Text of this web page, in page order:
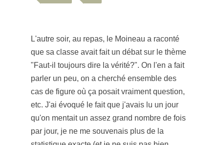
L'autre soir, au repas, le Moineau a raconté
que sa classe avait fait un débat sur le thème
"Faut-il toujours dire la vérité?". On l'en a fait
parler un peu, on a cherché ensemble des
cas de figure où ça posait vraiment question,
etc. J'ai évoqué le fait que j'avais lu un jour
qu'on mentait un assez grand nombre de fois
par jour, je ne me souvenais plus de la